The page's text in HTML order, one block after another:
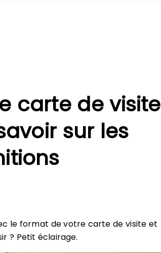
carte de visite
sur les
le format de votre carte de visite et
? Petit éclairage.